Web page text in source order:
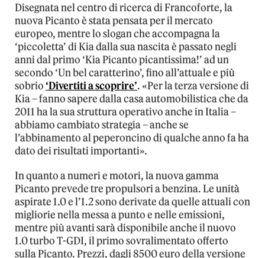
Disegnata nel centro di ricerca di Francoforte, la
nuova Picanto è stata pensata per il mercato
europeo, mentre lo slogan che accompagna la
‘piccoletta’ di Kia dalla sua nascita è passato negli
anni dal primo ‘Kia Picanto picantissima!’ ad un
secondo ‘Un bel caratterino’, fino all’attuale e più
sobrio ‘Divertiti a scoprire’. «Per la terza versione di
Kia – fanno sapere dalla casa automobilistica che da
2011 ha la sua struttura operativo anche in Italia –
abbiamo cambiato strategia – anche se
l’abbinamento al peperoncino di qualche anno fa ha
dato dei risultati importanti».
In quanto a numeri e motori, la nuova gamma
Picanto prevede tre propulsori a benzina. Le unità
aspirate 1.0 e l’1.2 sono derivate da quelle attuali con
migliorie nella messa a punto e nelle emissioni,
mentre più avanti sarà disponibile anche il nuovo
1.0 turbo T-GDI, il primo sovralimentato offerto
sulla Picanto. Prezzi, dagli 8500 euro della versione